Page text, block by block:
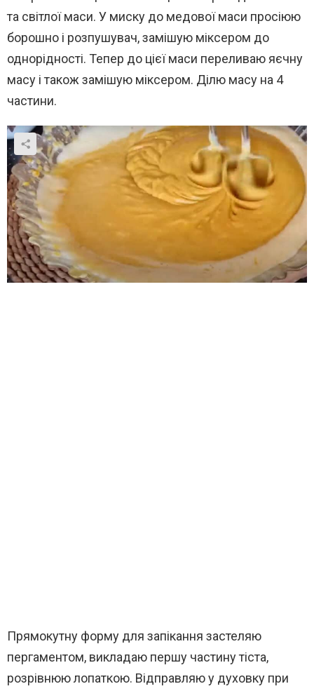
та світлої маси. У миску до медової маси просіюю
борошно і розпушувач, замішую міксером до
однорідності. Тепер до цієї маси переливаю яєчну
масу і також замішую міксером. Ділю масу на 4
частини.
Прямокутну форму для запікання застеляю
пергаментом, викладаю першу частину тіста,
розрівнюю лопаткою. Відправляю у духовку при